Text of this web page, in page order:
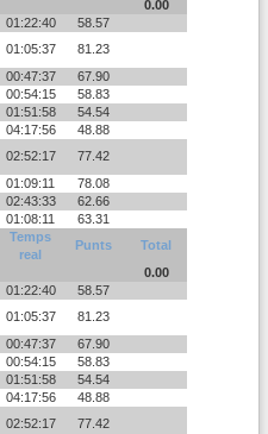
0.00
01:22:40
58.57
01:05:37
81.23
00:47:37
67.90
00:54:15
58.83
01:51:58
54.54
04:17:56
48.88
02:52:17
77.42
01:09:11
78.08
02:43:33
62.66
01:08:11
63.31
Temps
real
Punts
Total
0.00
01:22:40
58.57
01:05:37
81.23
00:47:37
67.90
00:54:15
58.83
01:51:58
54.54
04:17:56
48.88
02:52:17 77.42